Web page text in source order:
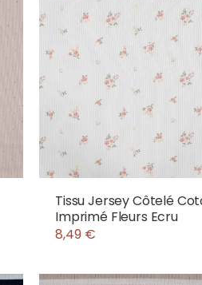
Tissu Jersey Côtelé
Imprimé Fleurs Ecru
8,49 €